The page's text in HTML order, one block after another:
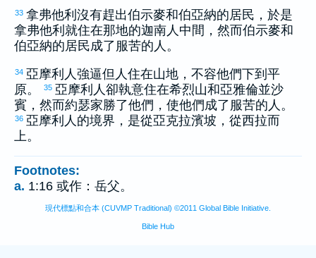
33 拿弗他利 沒有趕出伯示麥和伯亞納的居民，於是
拿弗他利 就住在那地的迦南人中間，然而伯示麥和
伯亞納的居民成了服苦的人。
34 亞摩利 人強逼但 人住在山地，不容他們下到平
原。
35 亞摩利 人卻執意住在希烈山和亞雅倫並沙
賓 ，然而約瑟家勝了他們，使他們成了服苦的人。
36 亞摩利 人的境界，是從亞克拉濱坡，從西拉而
上。
Footnotes:
a. 1:16 或作：岳父。
現代標點和合本 (CUVMP Traditional) ©2011 Global Bible Initiative.
Bible Hub